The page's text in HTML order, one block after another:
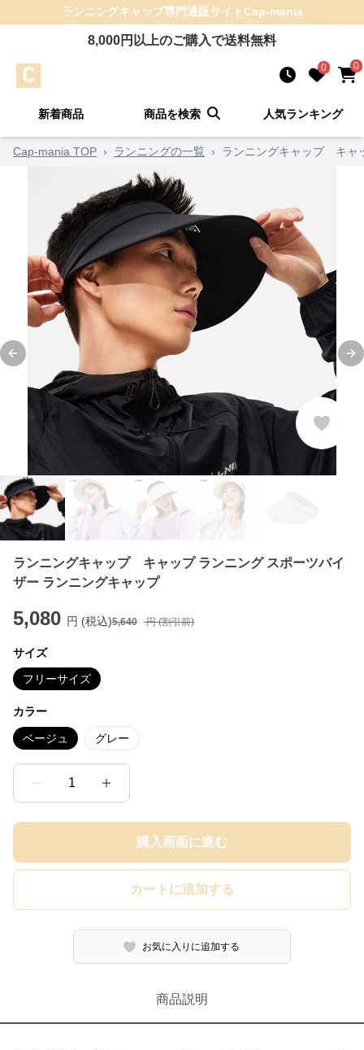
ランニングキャップ専門通販サイトCap-mania
8,000円以上のご購入で送料無料
0 0
新着商品 商品を検索 人気ランキング
Cap-mania TOP › ランニングの一覧 › ランニングキャップ キャ
Previous slide
ランニングキャップ キャップ ランニング スポーツバイ
ザー ランニングキャップ
5,080 円 (税込)5,640 円 (割引前)
サイズ
フリーサイズ
カラー
ベージュ グレー
1
購入画面に進む
カートに追加する
お気に入りに追加する
商品説明